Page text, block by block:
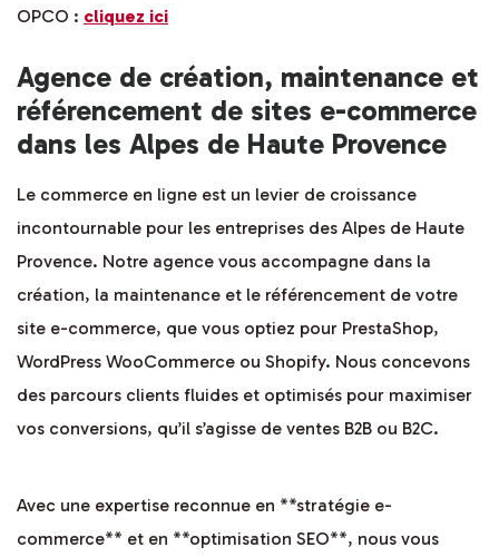
OPCO : cliquez ici
Agence de création, maintenance et
référencement de sites e-commerce
dans les Alpes de Haute Provence
Le commerce en ligne est un levier de croissance
incontournable pour les entreprises des Alpes de Haute
Provence. Notre agence vous accompagne dans la
création, la maintenance et le référencement de votre
site e-commerce, que vous optiez pour PrestaShop,
WordPress WooCommerce ou Shopify. Nous concevons
des parcours clients fluides et optimisés pour maximiser
vos conversions, qu’il s’agisse de ventes B2B ou B2C.
Avec une expertise reconnue en **stratégie e-
commerce** et en **optimisation SEO**, nous vous